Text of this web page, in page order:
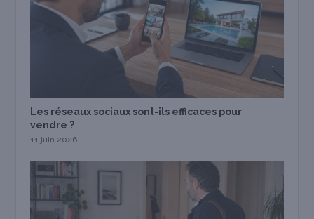
Les réseaux sociaux sont-ils efficaces pour
vendre ?
11 juin 2026